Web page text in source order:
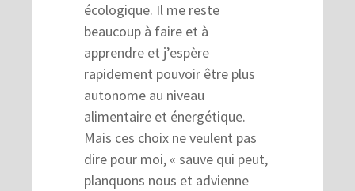
écologique. Il me reste
beaucoup à faire et à
apprendre et j’espère
rapidement pouvoir être plus
autonome au niveau
alimentaire et énergétique.
Mais ces choix ne veulent pas
dire pour moi, « sauve qui peut,
planquons nous et advienne